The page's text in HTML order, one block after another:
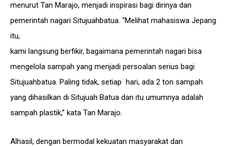
menurut Tan Marajo, menjadi inspirasi bagi dirinya dan
pemerintah nagari Situjuahbatua. “Melihat mahasiswa Jepang
itu,
kami langsung berfikir, bagaimana pemerintah nagari bisa
mengelola sampah yang menjadi persoalan serius bagi
Situjuahbatua. Paling tidak, setiap hari, ada 2 ton sampah
yang dihasilkan di Situjuah Batua dan itu umumnya adalah
sampah plastik,” kata Tan Marajo.
Alhasil, dengan bermodal kekuatan masyarakat dan